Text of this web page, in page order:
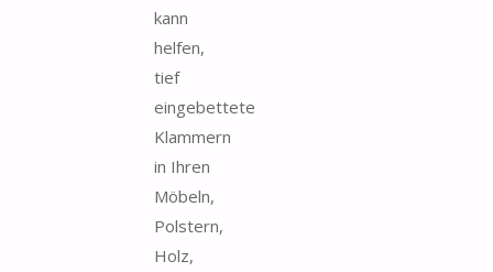
kann
helfen,
tief
eingebettete
Klammern
in Ihren
Möbeln,
Polstern,
Holz,